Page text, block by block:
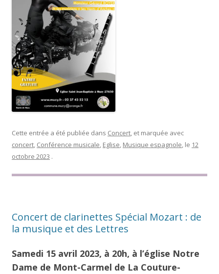
Cette entrée a été publiée dans Concert, et marquée avec
concert, Conférence musicale, Eglise, Musique espagnole, le 12
octobre 2023 .
Concert de clarinettes Spécial Mozart : de
la musique et des Lettres
Samedi 15 avril 2023, à 20h, à l’église Notre
Dame de Mont-Carmel de La Couture-